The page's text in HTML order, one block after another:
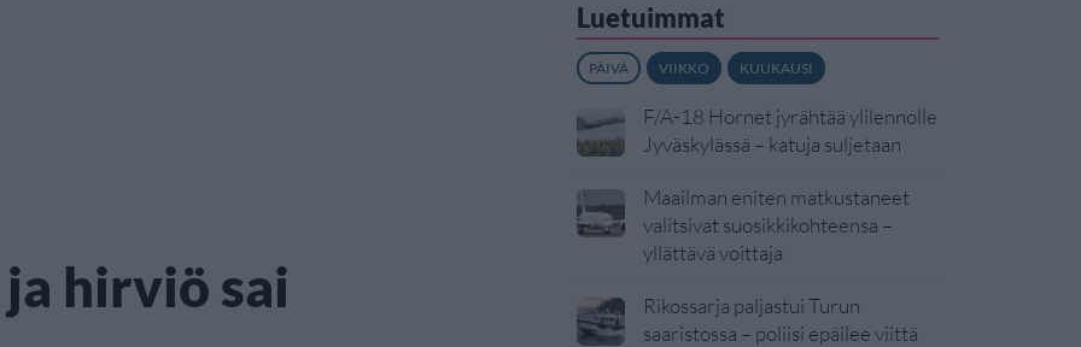
hirviö sai
Luetuimmat
PÄIVÄ VIIKKO KUUKAUSI
F/A-18 Hornet jyrähtää ylilennolle
Jyväskylässä – katuja suljetaan
Maailman eniten matkustaneet
valitsivat suosikkikohteensa –
yllättävä voittaja
Rikossarja paljastui Turun
saaristossa – poliisi epäilee viittä